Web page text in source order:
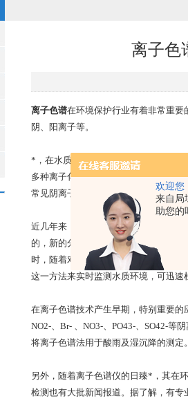
欢迎您
来自局
助您的
离子色
离子色谱在环境保护行业有着非常重要
阴、阳离子等。
*，在水质分析监测中，检测工作者常
多种离子化合物而被普遍应用。举例
常见阴离子。可以这么说，离子色谱法
近几年来，无机阴离子是较成熟的离
的，新的分析技术和检测装备已连续
时，随着对环境水质的检测要求越来
这一方法来实时监测水质环境，可迅速
在离子色谱技术产生早期，特别重要的
NO2-、Br- 、NO3-、PO43-、SO42-等
将离子色谱法用于酸雨及湿沉降的测定
另外，随着离子色谱仪的日臻*，其在
检测也有大批新闻报道。据了解，有